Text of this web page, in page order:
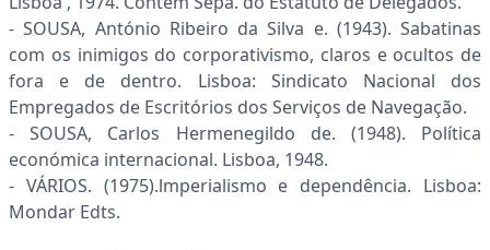
- SOUSA, António Ribeiro da Silva e. (1943). Sabatinas
com os inimigos do corporativismo, claros e ocultos de
fora e de dentro. Lisboa: Sindicato Nacional dos
Empregados de Escritórios dos Serviços de Navegação.
- SOUSA, Carlos Hermenegildo de. (1948). Política
económica internacional. Lisboa, 1948.
- VÁRIOS. (1975).lmperialismo e dependência. Lisboa:
Mondar Edts.